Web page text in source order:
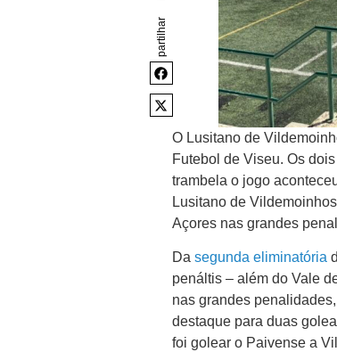
partilhar
O Lusitano de
Futebol de Viseu. Os
trambela o jogo
Lusitano de
Açores nas grandes
Dasegunda eliminatória
penáltis – além do Vale
nas grandes
destaque para duas
foi golear o Paivense a